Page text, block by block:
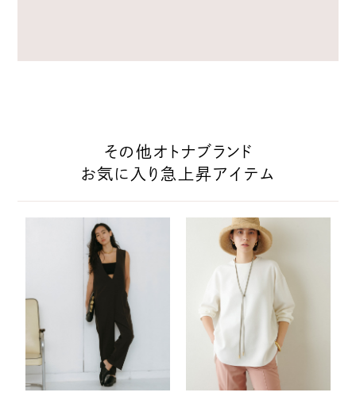
その他オトナブランド
お気に入り急上昇アイテム